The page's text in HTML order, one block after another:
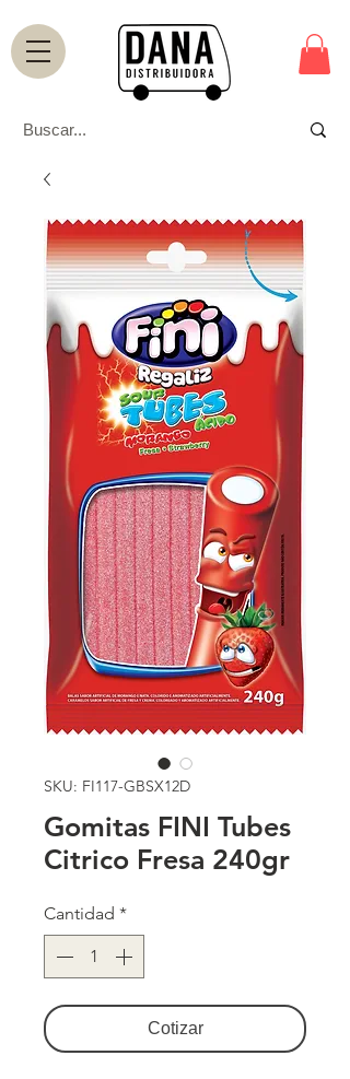
SKU: FI117-GBSX12D
Gomitas FINI Tubes
Citrico Fresa 240gr
Cantidad *
Cotizar